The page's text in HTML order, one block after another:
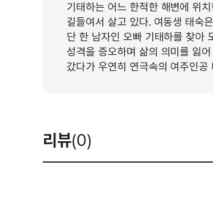
기태하는 어느 한적한 해변에 위
길들여서 살고 있다. 여동생 태숙
단 한 남자인 오빠 기태하를 찾아
성격을 증오하며 삶의 의미를 잃
갔다가 우연히 연극속의 여주인
리뷰(0)